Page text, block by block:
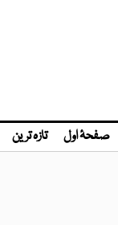
صفحۂ اول تازہ ترین